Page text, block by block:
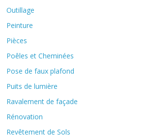
Outillage
Peinture
Pièces
Poêles et Cheminées
Pose de faux plafond
Puits de lumière
Ravalement de façade
Rénovation
Revêtement de Sols